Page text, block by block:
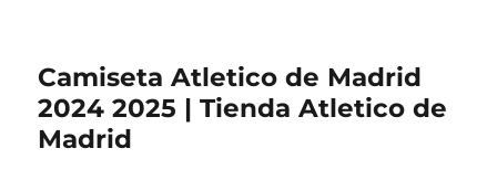
Camiseta Atletico de Madrid
2024 2025 | Tienda Atletico de
Madrid